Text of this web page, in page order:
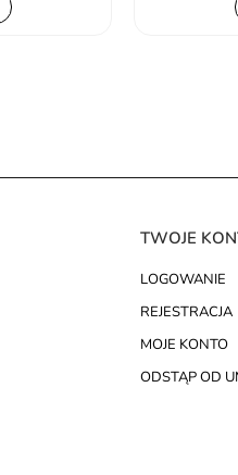
TWOJE
LOGOWANIE
REJESTRACJA
MOJE KONTO
ODSTĄP OD